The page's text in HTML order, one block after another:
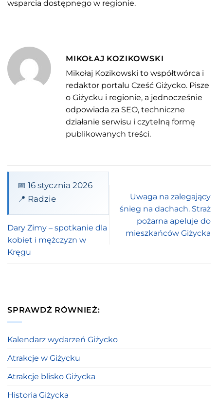
wsparcia dostępnego w regionie.
MIKOŁAJ KOZIKOWSKI
Mikołaj Kozikowski to współtwórca i
redaktor portalu Cześć Giżycko. Pisze
o Giżycku i regionie, a jednocześnie
odpowiada za SEO, techniczne
działanie serwisu i czytelną formę
publikowanych treści.
📅 16 stycznia 2026
📍 Radzie
Dary Zimy – spotkanie dla
kobiet i mężczyzn w
Kręgu
Uwaga na zalegający
śnieg na dachach. Straż
pożarna apeluje do
mieszkańców Giżycka
SPRAWDŹ RÓWNIEŻ:
Kalendarz wydarzeń Giżycko
Atrakcje w Giżycku
Atrakcje blisko Giżycka
Historia Giżycka